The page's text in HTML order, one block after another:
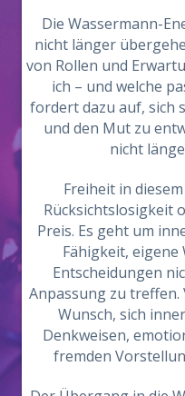
Die Wassermann-
nicht länger
von Rollen und
ich – und welche
fordert dazu auf, sich
und den Mut zu
nicht
Freiheit in
Rücksichtslosigkeit
Preis. Es geht um
Fähigkeit,
Entscheidungen
Anpassung zu
Wunsch, sich
Denkweisen,
fremden